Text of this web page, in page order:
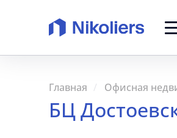
Главная Офисная
БЦ